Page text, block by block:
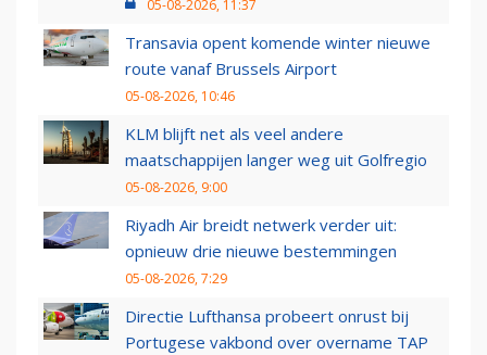
05-08-2026, 11:37
Transavia opent komende winter nieuwe
route vanaf Brussels Airport
05-08-2026, 10:46
KLM blijft net als veel andere
maatschappijen langer weg uit Golfregio
05-08-2026, 9:00
Riyadh Air breidt netwerk verder uit:
opnieuw drie nieuwe bestemmingen
05-08-2026, 7:29
Directie Lufthansa probeert onrust bij
Portugese vakbond over overname TAP